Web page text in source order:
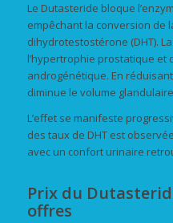
Le Dutasteride bloque
empêchant la conversion de
dihydrotestostérone (DHT).
l’hypertrophie prostatique et
androgénétique. En
diminue le volume
L’effet se manifeste
des taux de DHT est
avec un confort urinaire
Prix du
offres